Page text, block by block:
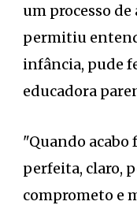
um processo
permitiu
infância, pude
educadora
"Quando acabo
perfeita, claro,
comprometo e